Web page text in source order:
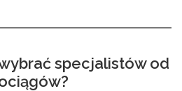
specjalistów od